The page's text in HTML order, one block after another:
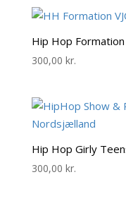
Hip Hop
300,00 kr.
Hip Hop Girly
300,00 kr.